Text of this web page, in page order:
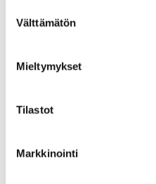
valinta
Välttämätön
Mieltymykset
Tilastot
Markkinointi
Etusivu
Toimijat